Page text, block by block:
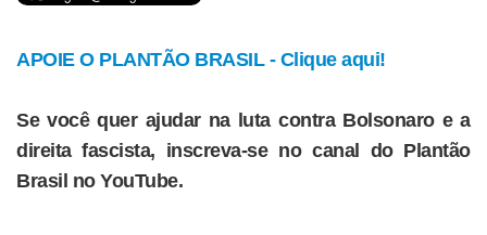
APOIE O PLANTÃO BRASIL - Clique aqui!
Se você quer ajudar na luta contra Bolsonaro e a
direita fascista, inscreva-se no canal do Plantão
Brasil no YouTube.